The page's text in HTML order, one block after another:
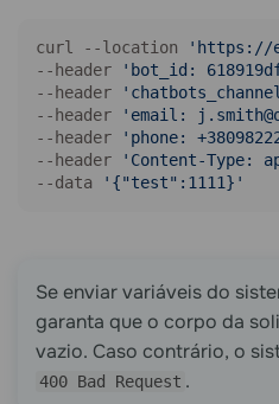
curl --location
'https://
--header
'bot_id:
--header
--header
'email:
--header
'phone:
--header
'Content-Type:
--data
'{"test":1111}'
Se enviar variáveis do
garanta que o corpo da
vazio. Caso contrário, o
400 Bad Request .